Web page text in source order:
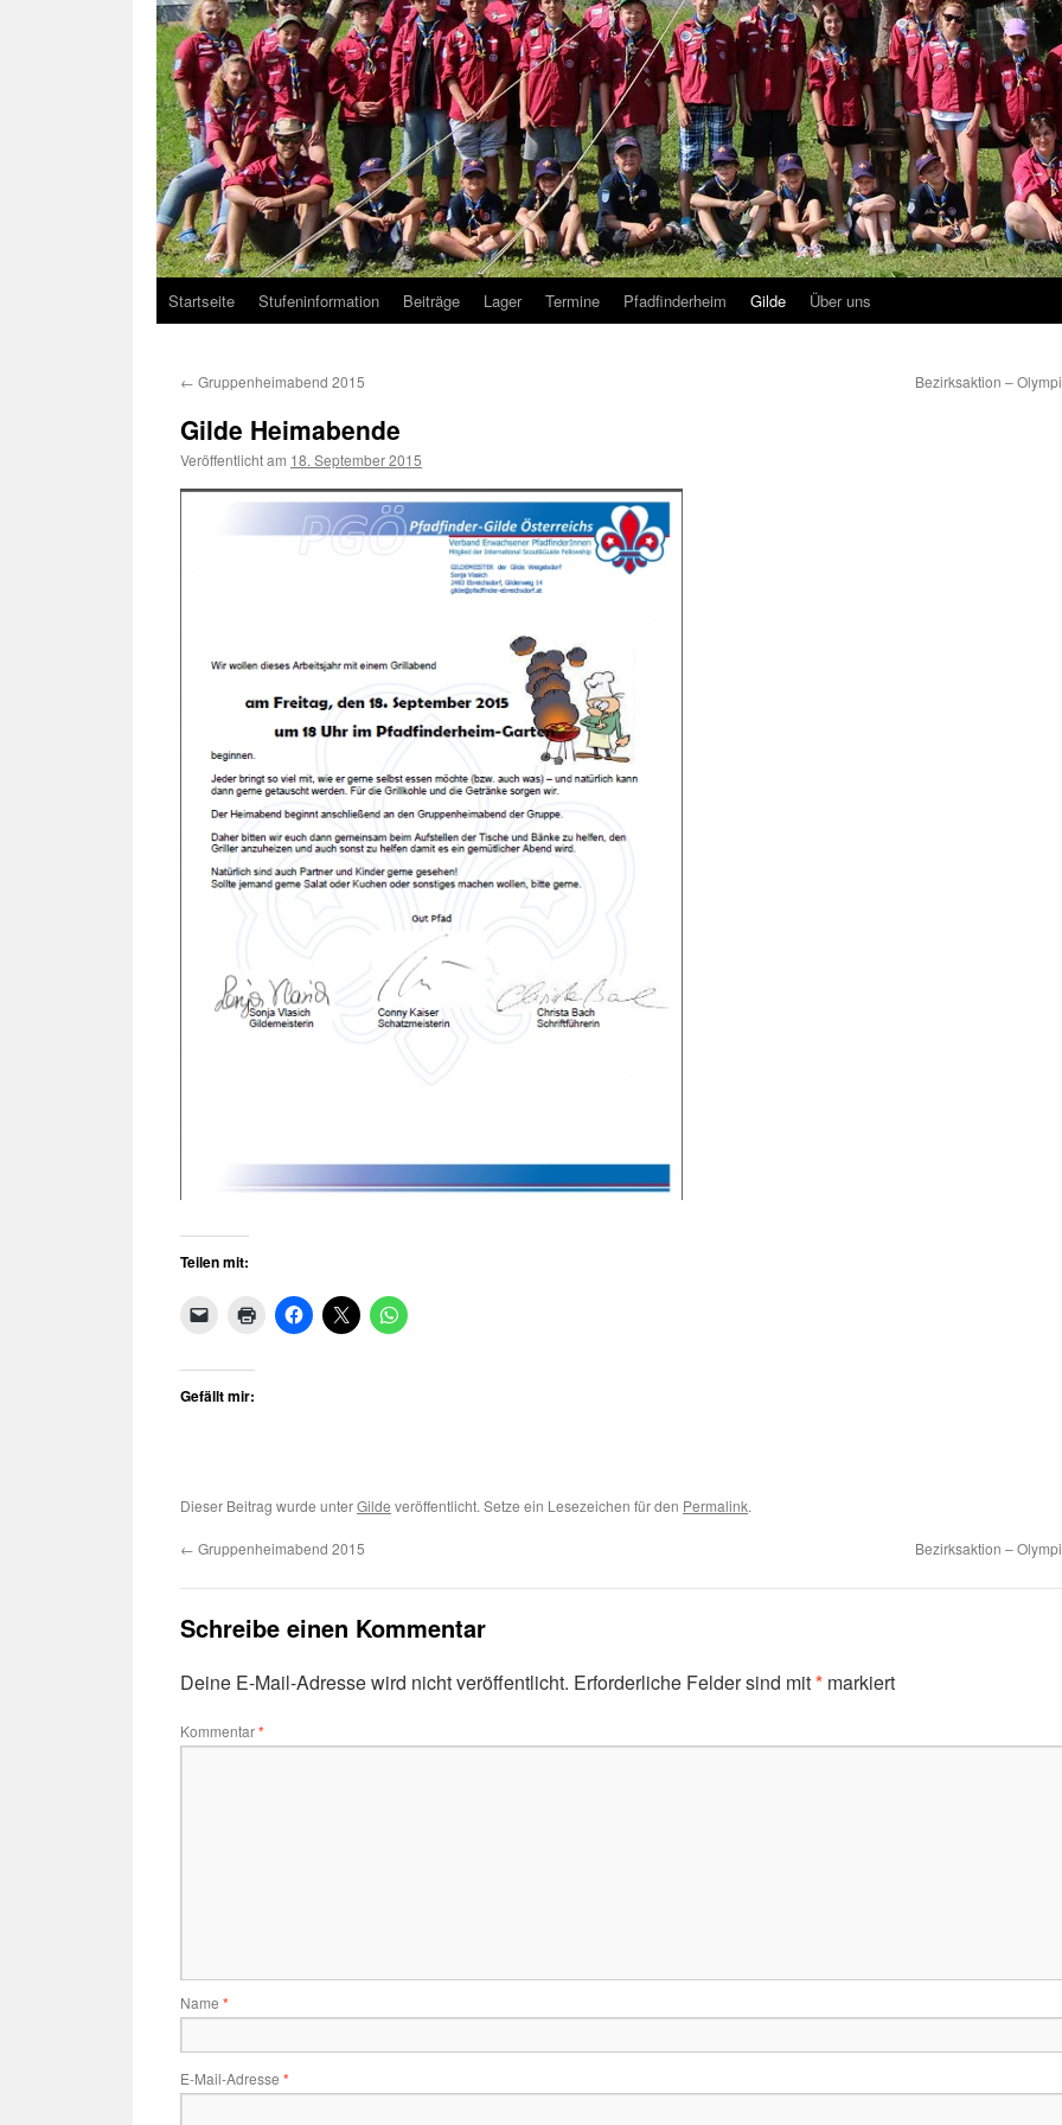
Startseite Stufeninformation Beiträge Lager Termine Pfadfinderheim Gilde Über uns
← Gruppenheimabend 2015 Bezirksaktion –
Gilde Heimabende
Veröffentlicht am 18. September 2015
Teilen mit:
Gefällt mir:
Dieser Beitrag wurde unterGilde veröffentlicht. Setze ein Lesezeichen für den Permalink.
← Gruppenheimabend 2015 Bezirksaktion –
Schreibe einen Kommentar
Deine E-Mail-Adresse wird nicht veröffentlicht. Erforderliche Felder sind mit* markiert
Kommentar*
Name *
E-Mail-Adresse *